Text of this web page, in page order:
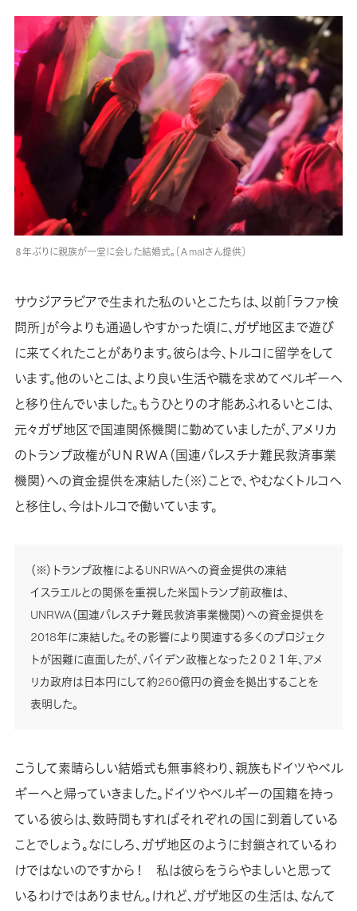
８年ぶりに親族が一堂に会した結婚式。〔Ａmalさん提供〕
サウジアラビアで生まれた私のいとこたちは、以前「ラファ検
問所」が今よりも通過しやすかった頃に、ガザ地区まで遊び
に来てくれたことがあります。彼らは今、トルコに留学をして
います。他のいとこは、より良い生活や職を求めてベルギーへ
と移り住んでいました。もうひとりの才能あふれるいとこは、
元々ガザ地区で国連関係機関に勤めていましたが、アメリカ
のトランプ政権がＵＮＲＷＡ（国連パレスチナ難民救済事業
機関）への資金提供を凍結した（※）ことで、やむなくトルコへ
と移住し、今はトルコで働いています。
（※）トランプ政権によるUNRWAへの資金提供の凍結
イスラエルとの関係を重視した米国トランプ前政権は、
UNRWA（国連パレスチナ難民救済事業機関）への資金提供を
2018年に凍結した。その影響により関連する多くのプロジェク
トが困難に直面したが、バイデン政権となった２０２１年、アメ
リカ政府は日本円にして約260億円の資金を拠出することを
表明した。
こうして素晴らしい結婚式も無事終わり、親族もドイツやベル
ギーへと帰っていきました。ドイツやベルギーの国籍を持っ
ている彼らは、数時間もすればそれぞれの国に到着している
ことでしょう。なにしろ、ガザ地区のように封鎖されているわ
けではないのですから！ 私は彼らをうらやましいと思って
いるわけではありません。けれど、ガザ地区の生活は、なんて